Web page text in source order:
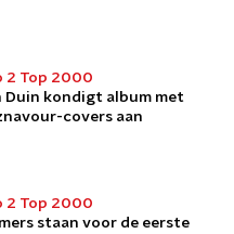
2 Top 2000
Duin kondigt album met
covers aan
2 Top 2000
staan voor de eerste